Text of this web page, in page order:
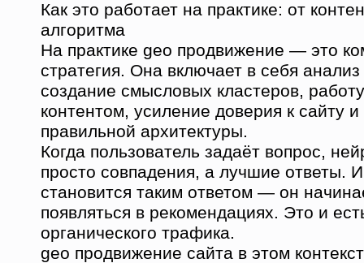
Как это работает на практике: от
алгоритма
На практике geo продвижение — это
стратегия. Она включает в себя
создание смысловых кластеров,
контентом, усиление доверия к сайту
правильной архитектуры.
Когда пользователь задаёт вопрос,
просто совпадения, а лучшие ответы.
становится таким ответом — он
появляться в рекомендациях. Это и
органического трафика.
geo продвижение сайта в этом